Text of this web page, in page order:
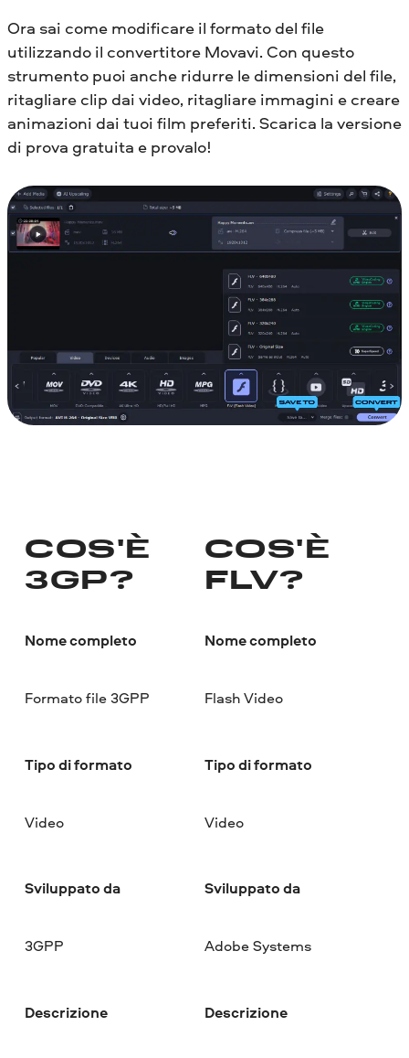
Ora sai come modificare il formato del file
utilizzando il convertitore Movavi. Con questo
strumento puoi anche ridurre le dimensioni del file,
ritagliare clip dai video, ritagliare immagini e creare
animazioni dai tuoi film preferiti. Scarica la versione
di prova gratuita e provalo!
COS'È
3GP?
Nome completo
Formato file 3GPP
Tipo di formato
Video
Sviluppato da
3GPP
Descrizione
COS'È
FLV?
Nome completo
Flash Video
Tipo di formato
Video
Sviluppato da
Adobe Systems
Descrizione